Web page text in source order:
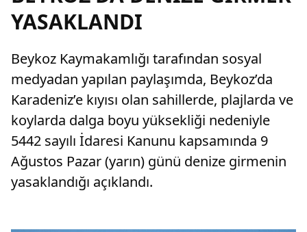
YASAKLANDI
Beykoz Kaymakamlığı tarafından sosyal
medyadan yapılan paylaşımda, Beykoz’da
Karadeniz’e kıyısı olan sahillerde, plajlarda ve
koylarda dalga boyu yüksekliği nedeniyle
5442 sayılı İdaresi Kanunu kapsamında 9
Ağustos Pazar (yarın) günü denize girmenin
yasaklandığı açıklandı.